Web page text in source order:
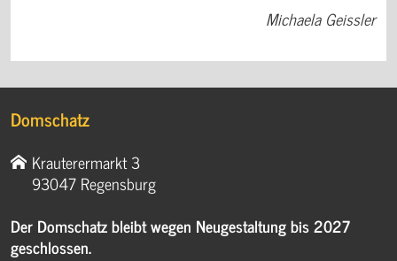
Michaela Geissler
Domschatz
Krauterermarkt 3
93047 Regensburg
Der Domschatz bleibt wegen Neugestaltung bis 2027
geschlossen.